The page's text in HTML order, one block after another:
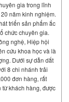
gia trong lĩnh
năm kinh nghiệm.
triển sản phẩm ắc
chức chuyên gia.
nghệ, Hiệp hội
cứu khoa học và là
Dưới sự dẫn dắt
8 chi nhánh trải
đơn hàng, rất
khách hàng, được